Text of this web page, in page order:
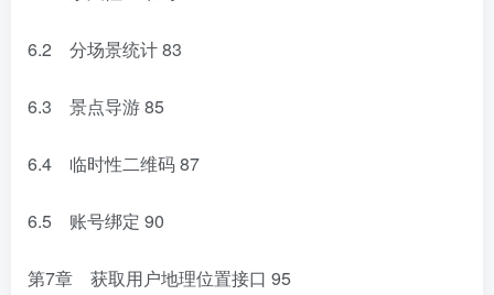
6.2 分场景统计83
6.3 景点导游85
6.4 临时性二维码87
6.5 账号绑定 90
第7章 获取用户地理位置接口 95